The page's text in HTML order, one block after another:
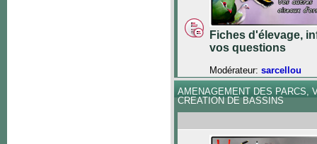
Fiches d'élevage,
vos questions
Modérateur: sarcellou
AMENAGEMENT DES PARCS,
CREATION DE BASSINS